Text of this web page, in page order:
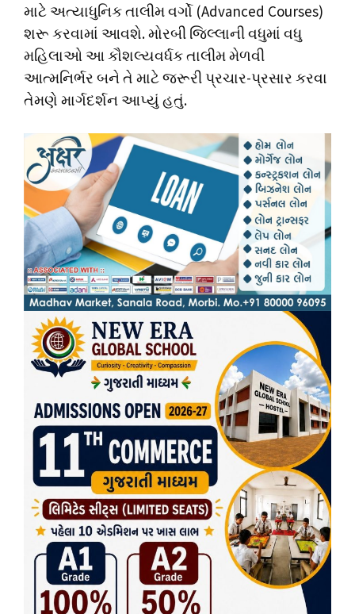
માટે અત્યાધુનિક તાલીમ વર્ગો (Advanced Courses)
શરૂ કરવામાં આવશે. મોરબી જિલ્લાની વધુમાં વધુ
મહિલાઓ આ કૌશલ્યવર્ધક તાલીમ મેળવી
આત્મનિર્ભર બને તે માટે જરૂરી પ્રચાર-પ્રસાર કરવા
તેમણે માર્ગદર્શન આપ્યું હતું.